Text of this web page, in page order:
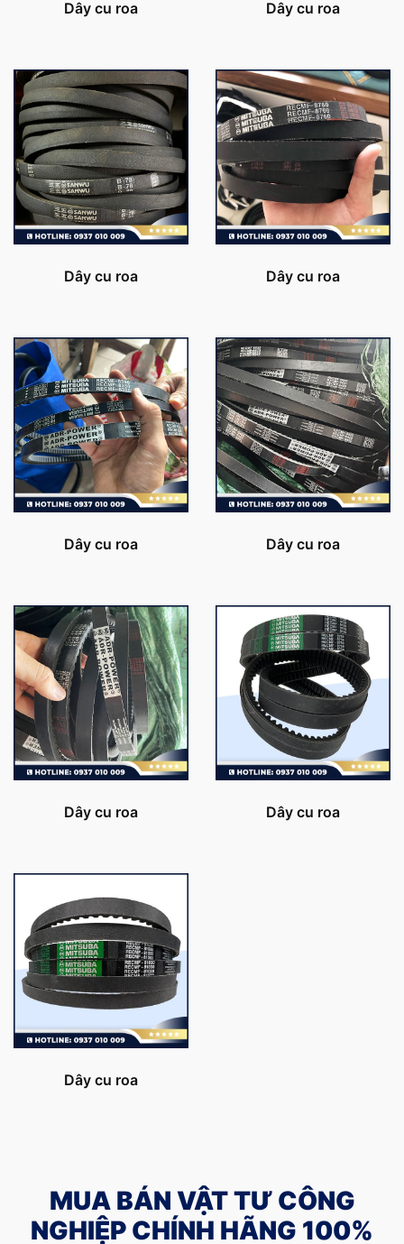
Dây cu roa Dây cu roa
Dây cu roa Dây cu roa
Dây cu roa Dây cu roa
Dây cu roa Dây cu roa
Dây cu roa
MUA BÁN VẬT TƯ CÔNG
NGHIỆP CHÍNH HÃNG 100%